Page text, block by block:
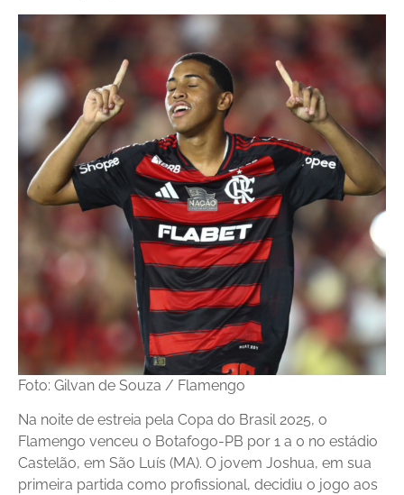
Foto: Gilvan de Souza / Flamengo
Na noite de estreia pela Copa do Brasil 2025, o
Flamengo venceu o Botafogo-PB por 1 a 0 no estádio
Castelão, em São Luís (MA). O jovem Joshua, em sua
primeira partida como profissional, decidiu o jogo aos